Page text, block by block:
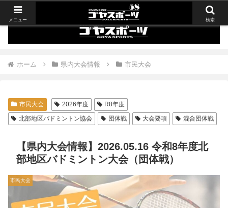
ホーム 県内大会情報 市民大会
市民大会 2026年度
R8年度
北部地区バドミントン協会
団体戦 大会要項 混合団体戦
【県内大会情報】2026.05.16 令和8年度北
部地区バドミントン大会（団体戦）
市民大会
メニュー 検索